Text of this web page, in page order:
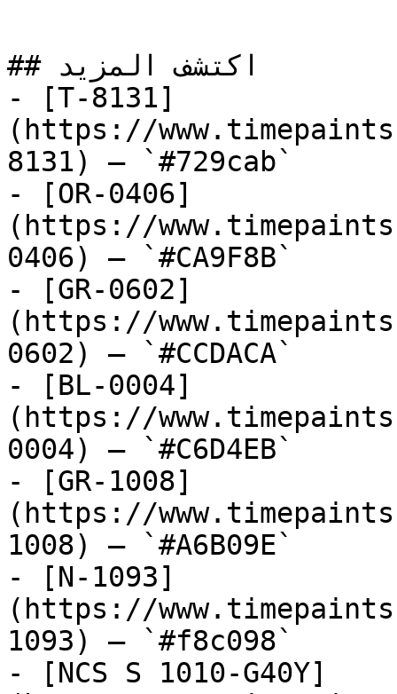
## اكتشف المزيد
- [T-8131]
(https://
8131) — `#729cab`
- [OR-0406]
(https://
0406) — `#CA9F8B`
- [GR-0602]
(https://
0602) — `#CCDACA`
- [BL-0004]
(https://
0004) — `#C6D4EB`
- [GR-1008]
(https://
1008) — `#A6B09E`
- [N-1093]
(https://
1093) — `#f8c098`
- [NCS S 1010-G40Y]